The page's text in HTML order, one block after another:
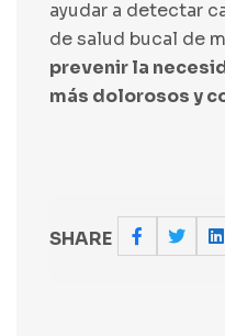
ayudar a detectar
de salud bucal de
prevenir la
más dolorosos y
SHARE